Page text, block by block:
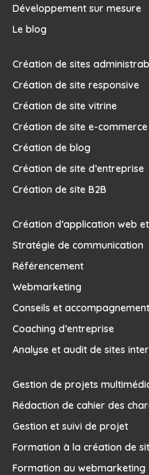
Développement sur mesure
Le blog
Création de sites
Création de site responsive
Création de site vitrine
Création de site e-commerce
Création de blog
Création de site d’entreprise
Création de site B2B
Création d’application web
Stratégie de communication
Référencement
Webmarketing
Conseils et
Coaching d’entreprise
Analyse et audit de sites
Gestion de projets
Rédaction de cahier des
Gestion et suivi de projet
Formation à la création de
Formation au webmarketing